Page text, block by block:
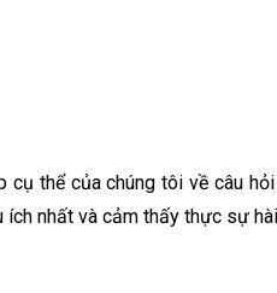
cụ thể của chúng tôi về câu
ích nhất và cảm thấy thực sự